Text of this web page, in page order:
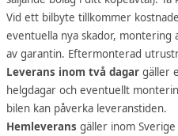
Vid ett bilbyte tillkommer
eventuella nya skador, montering
av garantin. Eftermonterad
Leverans inom två dagar gäller
helgdagar och eventuellt
bilen kan påverka leveranstiden.
Hemleverans gäller inom